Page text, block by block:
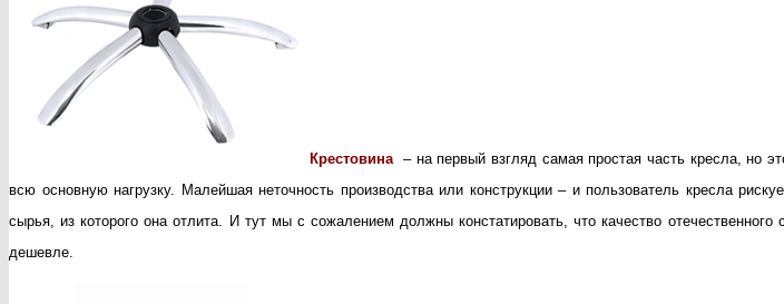
Крестовина – на первый взгляд самая простая часть кресла, но
всю основную нагрузку. Малейшая неточность производства или конструкции – и пользователь кресла
сырья, из которого она отлита. И тут мы с сожалением должны констатировать, что качество
дешевле.